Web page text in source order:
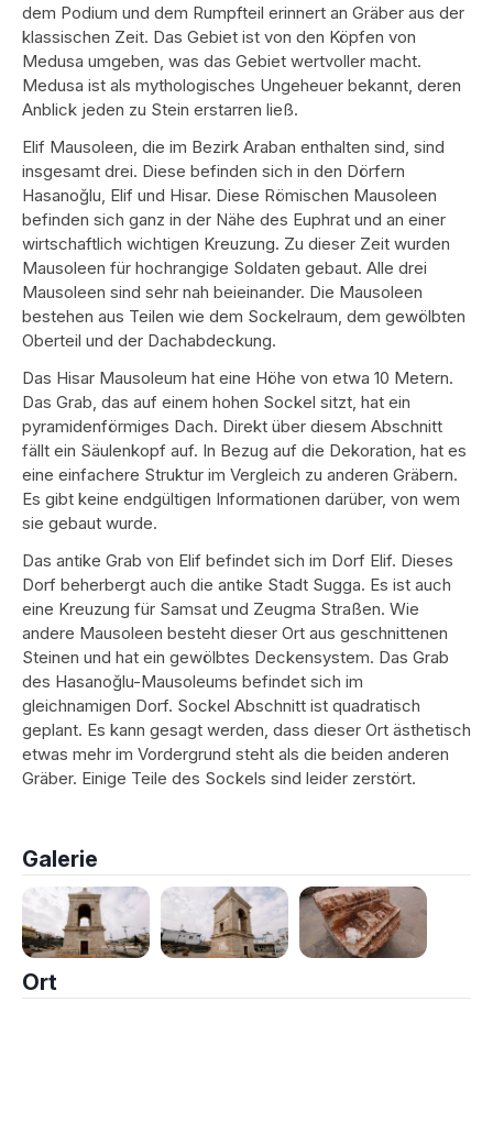
dem Podium und dem Rumpfteil erinnert an Gräber aus der
klassischen Zeit. Das Gebiet ist von den Köpfen von
Medusa umgeben, was das Gebiet wertvoller macht.
Medusa ist als mythologisches Ungeheuer bekannt, deren
Anblick jeden zu Stein erstarren ließ.
Elif Mausoleen, die im Bezirk Araban enthalten sind, sind
insgesamt drei. Diese befinden sich in den Dörfern
Hasanoğlu, Elif und Hisar. Diese Römischen Mausoleen
befinden sich ganz in der Nähe des Euphrat und an einer
wirtschaftlich wichtigen Kreuzung. Zu dieser Zeit wurden
Mausoleen für hochrangige Soldaten gebaut. Alle drei
Mausoleen sind sehr nah beieinander. Die Mausoleen
bestehen aus Teilen wie dem Sockelraum, dem gewölbten
Oberteil und der Dachabdeckung.
Das Hisar Mausoleum hat eine Höhe von etwa 10 Metern.
Das Grab, das auf einem hohen Sockel sitzt, hat ein
pyramidenförmiges Dach. Direkt über diesem Abschnitt
fällt ein Säulenkopf auf. In Bezug auf die Dekoration, hat es
eine einfachere Struktur im Vergleich zu anderen Gräbern.
Es gibt keine endgültigen Informationen darüber, von wem
sie gebaut wurde.
Das antike Grab von Elif befindet sich im Dorf Elif. Dieses
Dorf beherbergt auch die antike Stadt Sugga. Es ist auch
eine Kreuzung für Samsat und Zeugma Straßen. Wie
andere Mausoleen besteht dieser Ort aus geschnittenen
Steinen und hat ein gewölbtes Deckensystem. Das Grab
des Hasanoğlu-Mausoleums befindet sich im
gleichnamigen Dorf. Sockel Abschnitt ist quadratisch
geplant. Es kann gesagt werden, dass dieser Ort ästhetisch
etwas mehr im Vordergrund steht als die beiden anderen
Gräber. Einige Teile des Sockels sind leider zerstört.
Galerie
Ort